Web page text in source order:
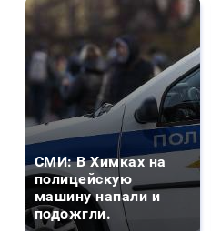
СМИ: В Химках на
полицейскую
машину напали и
подожгли.